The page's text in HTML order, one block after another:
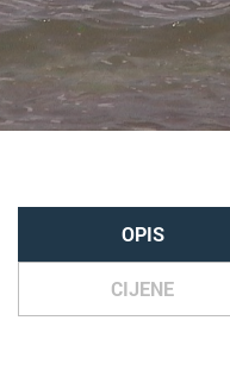
OPIS
CIJENE